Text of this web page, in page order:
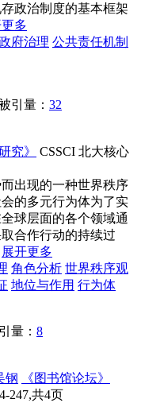
政治制度的基本框架
多
府治理 公共责任机制
引量： 32
究》 CSSCI 北大核心
出现的一种世界秩序
的多元行为体为了实
球层面的各个领域通
合作行动的持续过
展开更多
角色分析 世界秩序观
地位与作用 行为体
量： 8
钢
《图书馆论坛》
247,共4页